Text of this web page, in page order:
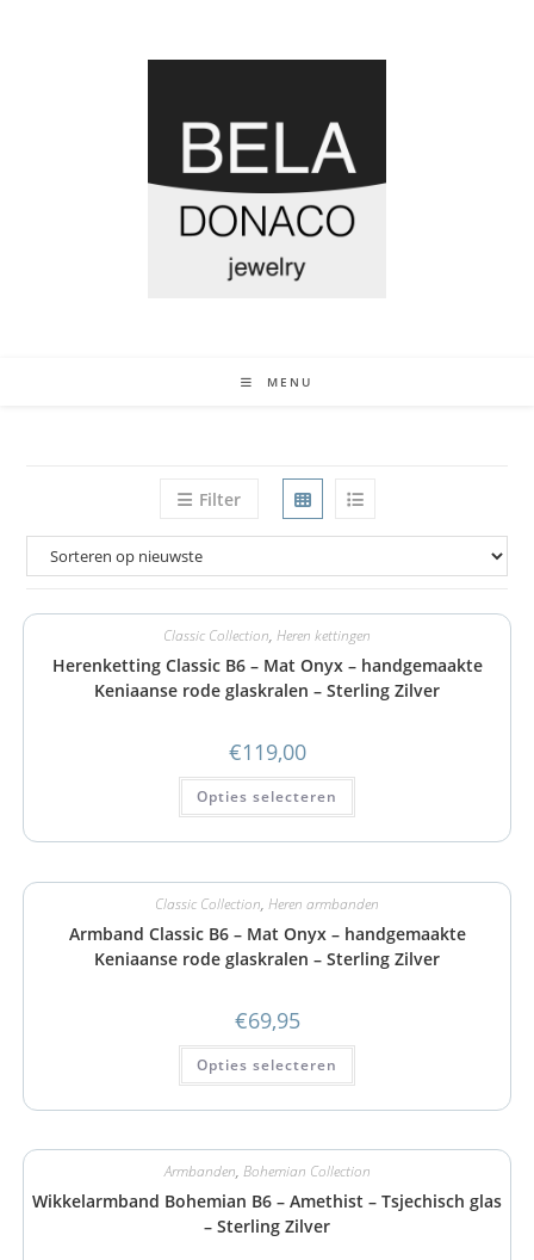
MENU
Filter
Classic Collection, Heren kettingen
Herenketting Classic B6 – Mat Onyx – handgemaakte
Keniaanse rode glaskralen – Sterling Zilver
€119,00
Opties selecteren
Classic Collection, Heren armbanden
Armband Classic B6 – Mat Onyx – handgemaakte
Keniaanse rode glaskralen – Sterling Zilver
€69,95
Opties selecteren
Armbanden, Bohemian Collection
Wikkelarmband Bohemian B6 – Amethist – Tsjechisch glas
– Sterling Zilver